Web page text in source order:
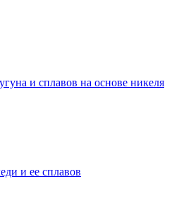
и сплавов на основе никеля
и ее сплавов